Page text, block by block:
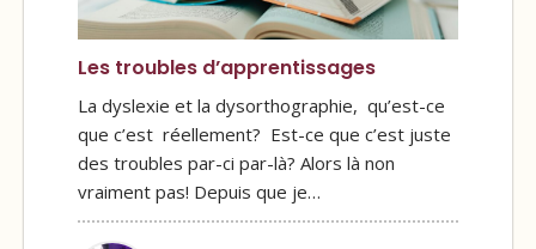
Les troubles d’apprentissages
La dyslexie et la dysorthographie, qu’est-ce
que c’est réellement? Est-ce que c’est juste
des troubles par-ci par-là? Alors là non
vraiment pas! Depuis que je…